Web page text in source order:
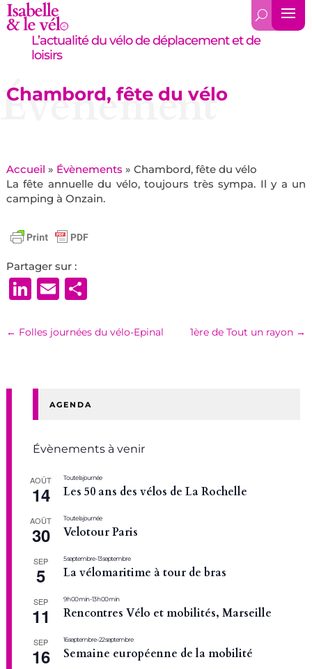
L’actualité du vélo de déplacement et de
loisirs
Chambord, fête du vélo
Évènement
Accueil » Évènements » Chambord, fête du vélo
La fête annuelle du vélo, toujours très sympa. Il y a un
camping à Onzain.
Partager sur :
LinkedIn
EmailPartager
← Folles journées du vélo-Epinal 1ère de Tout un rayon →
AGENDA
Évènements à venir
AOÛT
14
Toute la journée
Les 50 ans des vélos de La Rochelle
AOÛT
30
Toute la journée
Velotour Paris
SEP
5
5 septembre-13 septembre
La vélomaritime à tour de bras
SEP
11
9 h 00 min-13 h 00 min
Rencontres Vélo et mobilités, Marseille
SEP
16
16 septembre-22 septembre
Semaine européenne de la mobilité